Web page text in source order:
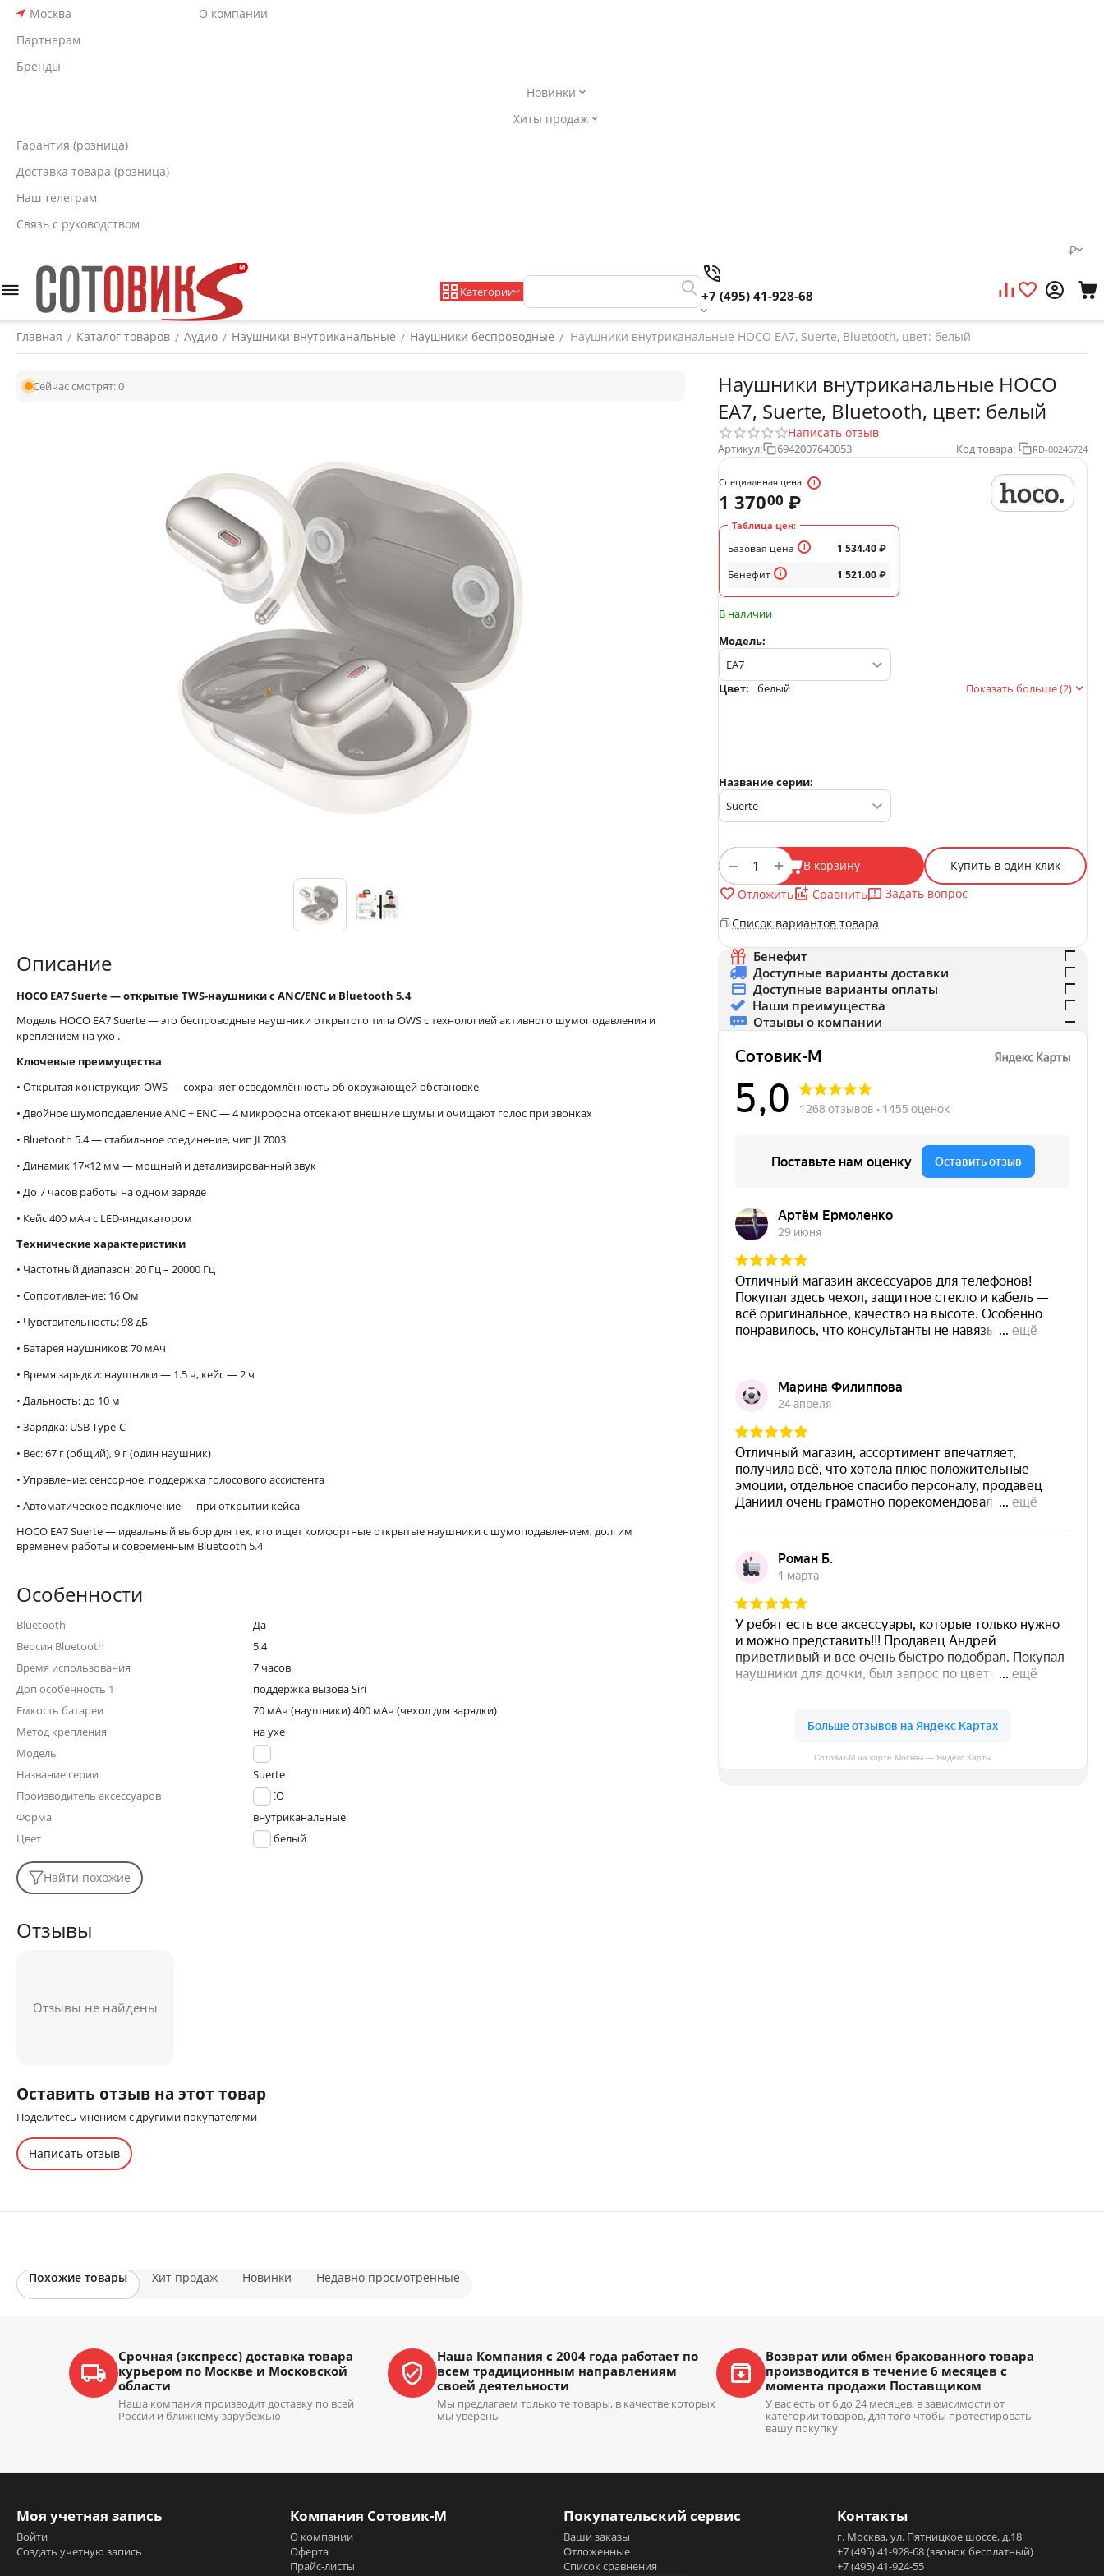
Москва
О компании
Партнерам
Бренды
Новинки
Хиты продаж
Гарантия (розница)
Доставка товара (розница)
Наш телеграм
Связь с руководством
₽
Категории +7 (495) 41-928-68
Главная / Каталог товаров / Аудио / Наушники внутриканальные / Наушники беспроводные / Наушники внутриканальные HOCO EA7, Suerte, Bluetooth, цвет: белый
Сейчас смотрят:0
Наушники внутриканальные HOCO
EA7, Suerte, Bluetooth, цвет: белый
Написать отзыв
Артикул: 6942007640053 Код товара: RD-00246724
Специальная цена
1 37000 ₽
Таблица цен:
Базовая цена
Бенефит
1 534.40₽
1 521.00₽
В наличии
Модель:
Цвет: белый Показать больше (2)
Название серии:
+
− В корзину
Купить в один клик
Отложить
Сравнить
Задать вопрос
Список вариантов товара
Бенефит
Доступные варианты доставки
Доступные варианты оплаты
Наши преимущества
Отзывы о компании
Сотовик-М на карте Москвы — Яндекс Карты
Описание
HOCO EA7 Suerte — открытые TWS-наушники с ANC/ENC и Bluetooth 5.4
Модель HOCO EA7 Suerte — это беспроводные наушники открытого типа OWS с технологией активного шумоподавления и
креплением на ухо .
Ключевые преимущества
• Открытая конструкция OWS — сохраняет осведомлённость об окружающей обстановке
• Двойное шумоподавление ANC + ENC — 4 микрофона отсекают внешние шумы и очищают голос при звонках
• Bluetooth 5.4 — стабильное соединение, чип JL7003
• Динамик 17×12 мм — мощный и детализированный звук
• До 7 часов работы на одном заряде
• Кейс 400 мАч с LED-индикатором
Технические характеристики
• Частотный диапазон: 20 Гц – 20000 Гц
• Сопротивление: 16 Ом
• Чувствительность: 98 дБ
• Батарея наушников: 70 мАч
• Время зарядки: наушники — 1.5 ч, кейс — 2 ч
• Дальность: до 10 м
• Зарядка: USB Type-C
• Вес: 67 г (общий), 9 г (один наушник)
• Управление: сенсорное, поддержка голосового ассистента
• Автоматическое подключение — при открытии кейса
HOCO EA7 Suerte — идеальный выбор для тех, кто ищет комфортные открытые наушники с шумоподавлением, долгим
временем работы и современным Bluetooth 5.4
Особенности
Bluetooth
Да
Версия Bluetooth
5.4
Время использования
7 часов
Доп особенность 1
поддержка вызова Siri
Емкость батареи
70 мАч (наушники) 400 мАч (чехол для зарядки)
Метод крепления
на ухе
Модель
EA7
Название серии
Suerte
Производитель аксессуаров
HOCO
Форма
внутриканальные
Цвет
белый
Найти похожие
Отзывы
Отзывы не найдены
Оставить отзыв на этот товар
Поделитесь мнением с другими покупателями
Написать отзыв
Похожие товары Хит продаж Новинки Недавно просмотренные
Срочная (экспресс) доставка товара
курьером по Москве и Московской
области
Наша компания производит доставку по всей
России и ближнему зарубежью
Наша Компания с 2004 года работает по
всем традиционным направлениям
своей деятельности
Мы предлагаем только те товары, в качестве которых
мы уверены
Возврат или обмен бракованного товара
производится в течение 6 месяцев с
момента продажи Поставщиком
У вас есть от 6 до 24 месяцев, в зависимости от
категории товаров, для того чтобы протестировать
вашу покупку
Моя учетная запись
Войти
Создать учетную запись
Компания Сотовик-М
О компании
Оферта
Прайс-листы
Покупательский сервис
Ваши заказы
Отложенные
Список сравнения
Контакты
г. Москва, ул. Пятницкое шоссе, д.18
+7 (495) 41-928-68(звонок бесплатный)
+7 (495) 41-924-55